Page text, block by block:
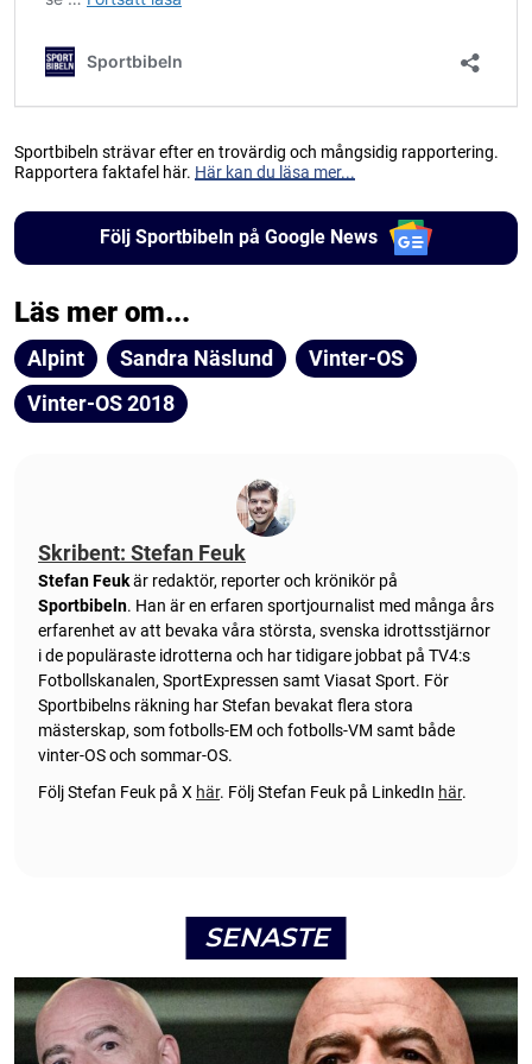
Sportbibeln strävar efter en trovärdig och mångsidig rapportering.
Rapportera faktafel här. Här kan du läsa mer...
Följ Sportbibeln på Google News
Läs mer om...
Alpint Sandra Näslund
Vinter-OS
Vinter-OS 2018
Skribent: Stefan Feuk
Stefan Feukär redaktör, reporter och krönikör på
Sportbibeln. Han är en erfaren sportjournalist med många års
erfarenhet av att bevaka våra största, svenska idrottsstjärnor
i de populäraste idrotterna och har tidigare jobbat på TV4:s
Fotbollskanalen, SportExpressen samt Viasat Sport. För
Sportbibelns räkning har Stefan bevakat flera stora
mästerskap, som fotbolls-EM och fotbolls-VM samt både
vinter-OS och sommar-OS.
Följ Stefan Feuk på X här. Följ Stefan Feuk på LinkedIn här.
SENASTE